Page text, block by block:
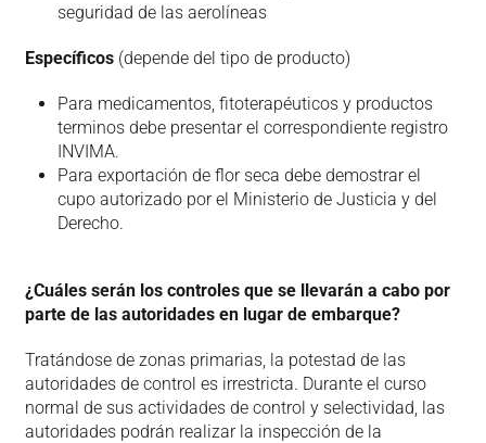
seguridad de las aerolíneas
Específicos (depende del tipo de producto)
Para medicamentos, fitoterapéuticos y productos
terminos debe presentar el correspondiente registro
INVIMA.
Para exportación de flor seca debe demostrar el
cupo autorizado por el Ministerio de Justicia y del
Derecho.
¿Cuáles serán los controles que se llevarán a cabo por
parte de las autoridades en lugar de embarque?
Tratándose de zonas primarias, la potestad de las
autoridades de control es irrestricta. Durante el curso
normal de sus actividades de control y selectividad, las
autoridades podrán realizar la inspección de la